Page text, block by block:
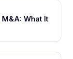
What It